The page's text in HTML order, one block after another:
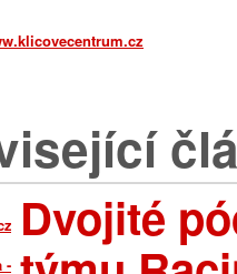
Dvojité